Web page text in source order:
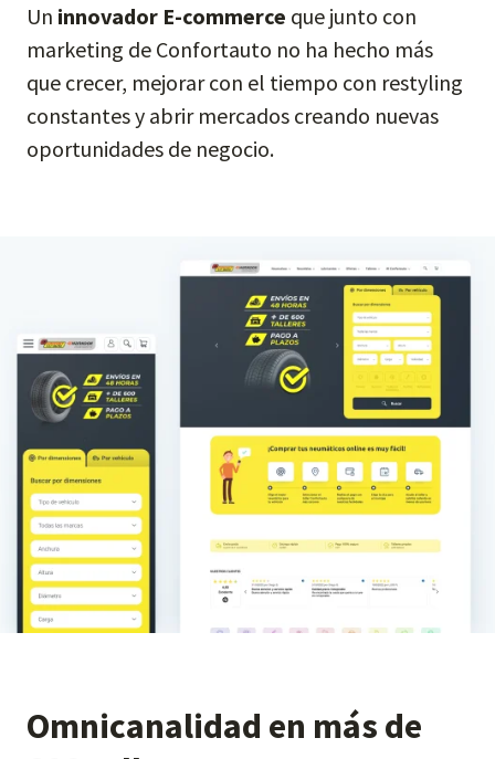
Un innovador E-commerce que junto con
marketing de Confortauto no ha hecho más
que crecer, mejorar con el tiempo con restyling
constantes y abrir mercados creando nuevas
oportunidades de negocio.
Omnicanalidad en más de